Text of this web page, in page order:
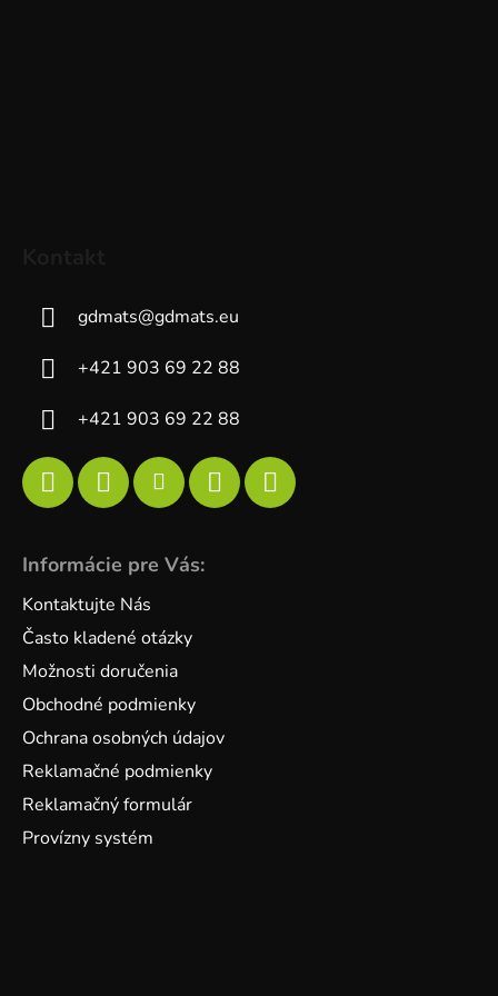
gdmats@gdmats.eu
+421 903 69 22 88
+421 903 69 22 88
Informácie pre Vás:
Kontaktujte Nás
Často kladené otázky
Možnosti doručenia
Obchodné podmienky
Ochrana osobných údajov
Reklamačné podmienky
Reklamačný formulár
Provízny systém